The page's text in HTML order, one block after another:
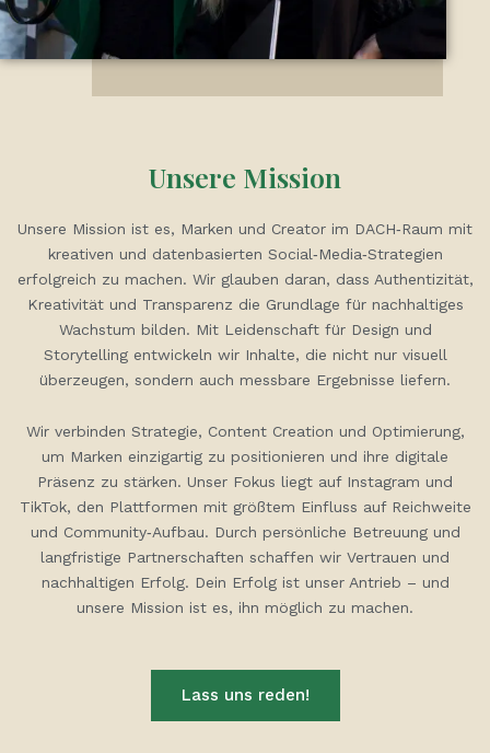
Unsere Mission
Unsere Mission ist es, Marken und Creator im DACH‑Raum mit
kreativen und datenbasierten Social‑Media‑Strategien
erfolgreich zu machen. Wir glauben daran, dass Authentizität,
Kreativität und Transparenz die Grundlage für nachhaltiges
Wachstum bilden. Mit Leidenschaft für Design und
Storytelling entwickeln wir Inhalte, die nicht nur visuell
überzeugen, sondern auch messbare Ergebnisse liefern.
Wir verbinden Strategie, Content Creation und Optimierung,
um Marken einzigartig zu positionieren und ihre digitale
Präsenz zu stärken. Unser Fokus liegt auf Instagram und
TikTok, den Plattformen mit größtem Einfluss auf Reichweite
und Community‑Aufbau. Durch persönliche Betreuung und
langfristige Partnerschaften schaffen wir Vertrauen und
nachhaltigen Erfolg. Dein Erfolg ist unser Antrieb – und
unsere Mission ist es, ihn möglich zu machen.
Lass uns reden!